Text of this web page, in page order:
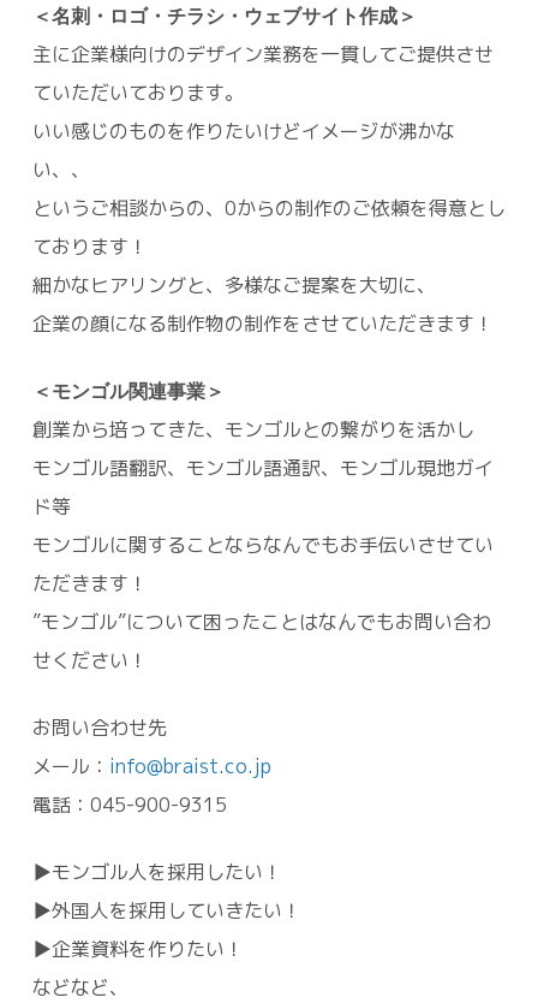
＜名刺・ロゴ・チラシ・ウェブサイト作成＞
主に企業様向けのデザイン業務を一貫してご提供させ
ていただいております。
いい感じのものを作りたいけどイメージが沸かな
い、、
というご相談からの、0からの制作のご依頼を得意とし
ております！
細かなヒアリングと、多様なご提案を大切に、
企業の顔になる制作物の制作をさせていただきます！
＜モンゴル関連事業＞
創業から培ってきた、モンゴルとの繋がりを活かし
モンゴル語翻訳、モンゴル語通訳、モンゴル現地ガイ
ド等
モンゴルに関することならなんでもお手伝いさせてい
ただきます！
”モンゴル”について困ったことはなんでもお問い合わ
せください！
お問い合わせ先
メール： info@braist.co.jp
電話：045-900-9315
▶モンゴル人を採用したい！
▶外国人を採用していきたい！
▶企業資料を作りたい！
などなど、